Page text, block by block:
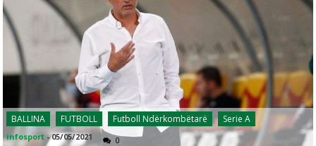
BALLINA FUTBOLL Futboll Ndërkombëtarë Serie A
infosport -05/05/2021 0